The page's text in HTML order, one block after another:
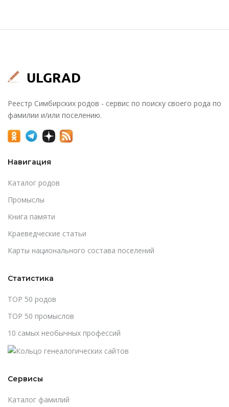
Реестр Симбирских родов - сервис по поиску своего рода по
фамилии и/или поселению.
Навигация
Каталог родов
Промыслы
Книга памяти
Краеведческие статьи
Карты национального состава поселений
Статистика
TOP 50 родов
TOP 50 промыслов
10 самых необычных профессий
Сервисы
Каталог фамилий